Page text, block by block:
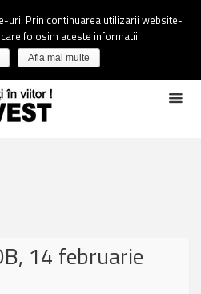
14 februarie
uri. Prin continuarea utilizarii website-
folosim aceste informatii.
Afla mai multe